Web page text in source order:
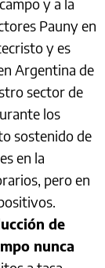
Pauny en
y es
Argentina de
sector de
los
sostenido de
en la
pero en
de
nunca